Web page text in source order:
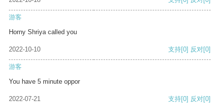
游客
Horny Shriya called you
2022-10-10 支持[0] 反对[0]
游客
You have 5 minute oppor
2022-07-21 支持[0] 反对[0]